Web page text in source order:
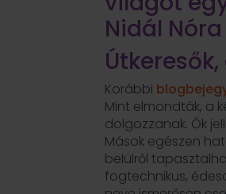
Nidál
Korábbi
Mint elmondták, a
dolgozzanak. Ők
Mások egészen
belülről
fogtechnikus,